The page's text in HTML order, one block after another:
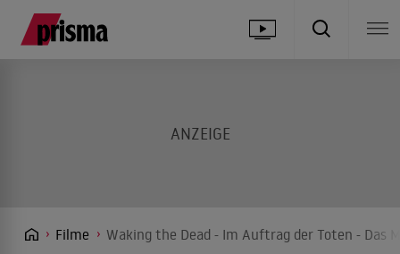
Filme Waking the Dead - Im Auftrag der Toten - Das